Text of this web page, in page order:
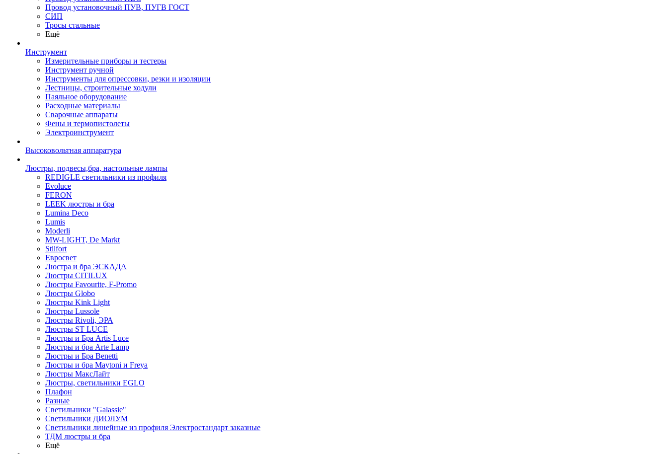
Провод установочный ПУВ, ПУГВ ГОСТ
СИП
Тросы стальные
Ещё
Инструмент
Измерительные приборы и тестеры
Инструмент ручной
Инструменты для опрессовки, резки и изоляции
Лестницы, строительные ходули
Паяльное оборудование
Расходные материалы
Сварочные аппараты
Фены и термопистолеты
Электроинструмент
Высоковольтная аппаратура
Люстры, подвесы,бра, настольные лампы
REDIGLE светильники из профиля
Evoluce
FERON
LEEK люстры и бра
Lumina Deco
Lumis
Moderli
MW-LIGHT, De Markt
Stilfort
Евросвет
Люстра и бра ЭСКАДА
Люстры CITILUX
Люстры Favourite, F-Promo
Люстры Globo
Люстры Kink Light
Люстры Lussole
Люстры Rivoli, ЭРА
Люстры ST LUCE
Люстры и Бра Artis Luce
Люстры и бра Arte Lamp
Люстры и Бра Benetti
Люстры и бра Maytoni и Freya
Люстры МаксЛайт
Люстры, светильники EGLO
Плафон
Разные
Светильники "Galassie"
Светильники ДИОЛУМ
Светильники линейные из профиля Электростандарт заказные
ТДМ люстры и бра
Ещё